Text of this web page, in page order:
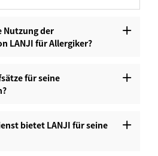
Nutzung der
LANJI für Allergiker?‌
für seine
bietet LANJI für seine